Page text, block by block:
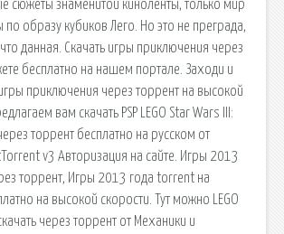
сюжеты знаменитой киноленты, только мир
по образу кубиков Лего. Но это не преграда,
данная. Скачать игры приключения через
бесплатно на нашем портале. Заходи и
приключения через торрент на высокой
вам скачать PSP LEGO Star Wars III:
торрент бесплатно на русском от
v3 Авторизация на сайте. Игры 2013
торрент, Игры 2013 года torrent на
на высокой скорости. Тут можно LEGO
через торрент от Механики и